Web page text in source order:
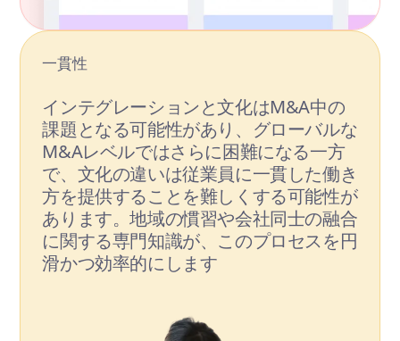
一貫性
インテグレーションと文化はM&A中の
課題となる可能性があり、グローバルな
M&Aレベルではさらに困難になる一方
で、文化の違いは従業員に一貫した働き
方を提供することを難しくする可能性が
あります。地域の慣習や会社同士の融合
に関する専門知識が、このプロセスを円
滑かつ効率的にします